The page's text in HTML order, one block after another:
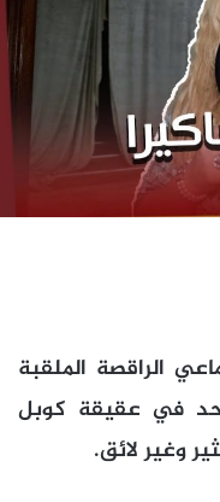
الراقصة الملقبة
في عقيقة كوبل
وغير لائق.